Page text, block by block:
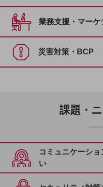
データ利活用
運用管理
業務支援・マーケティング
課題・ニーズで探すTOP
マーケティング
業務効率化
災害対策
業務支援・マーケ
災害対策・BCP
課題・
コミュニケーシ
い